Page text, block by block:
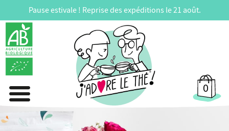
Pause estivale ! Reprise des expéditions le 21 août.
0